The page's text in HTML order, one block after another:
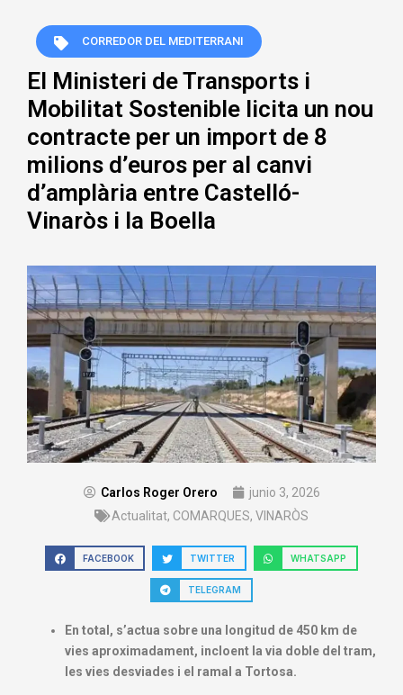
CORREDOR DEL MEDITERRANI
El Ministeri de Transports i
Mobilitat Sostenible licita un nou
contracte per un import de 8
milions d’euros per al canvi
d’amplària entre Castelló-
Vinaròs i la Boella
Carlos Roger Orero
junio 3, 2026
Actualitat, COMARQUES, VINARÒS
FACEBOOK TWITTER WHATSAPP
TELEGRAM
En total, s’actua sobre una longitud de 450 km de
vies aproximadament, incloent la via doble del tram,
les vies desviades i el ramal a Tortosa.